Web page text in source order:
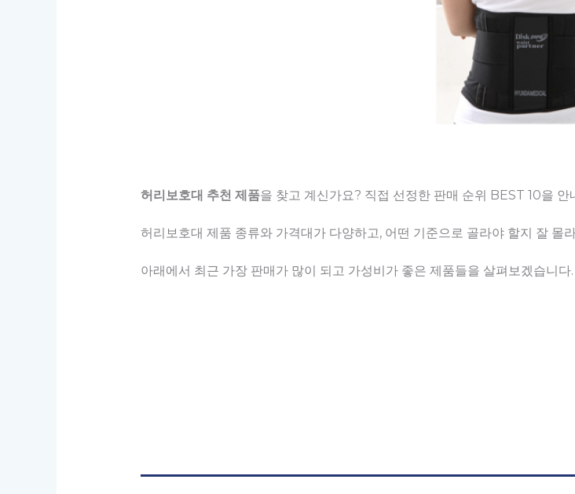
허리보호대 추천 제품을 찾고 계신가요? 직접 선정한 판매 순위 BEST 10을 안
허리보호대 제품 종류와 가격대가 다양하고, 어떤 기준으로 골라야 할지 잘 몰
아래에서 최근 가장 판매가 많이 되고 가성비가 좋은 제품들을 살펴보겠습니다.